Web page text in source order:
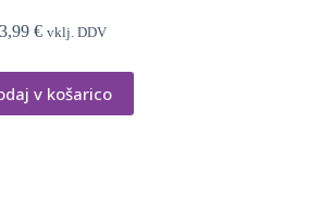
€ vklj. DDV
v košarico